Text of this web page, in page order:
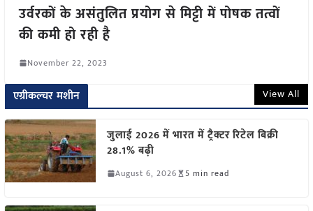
उर्वरकों के असंतुलित प्रयोग से मिट्टी में पोषक तत्वों
की कमी हो रही है
November 22, 2023
एग्रीकल्चर मशीन View All
जुलाई 2026 में भारत में ट्रैक्टर रिटेल बिक्री
28.1% बढ़ी
August 6, 2026 5 min read